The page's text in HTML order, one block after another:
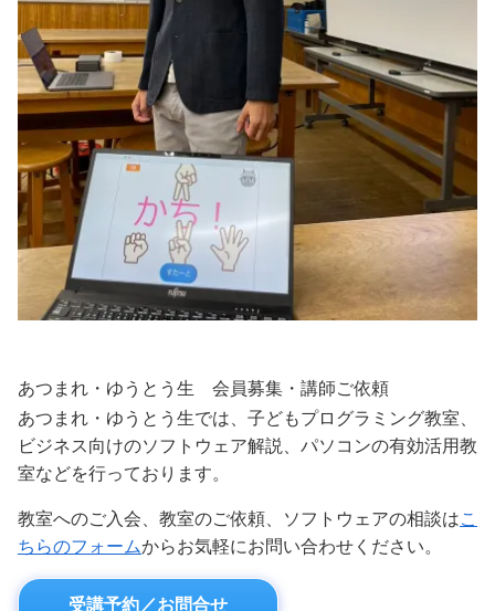
あつまれ・ゆうとう生 会員募集・講師ご依頼
あつまれ・ゆうとう生では、子どもプログラミング教室、
ビジネス向けのソフトウェア解説、パソコンの有効活用教
室などを行っております。
教室へのご入会、教室のご依頼、ソフトウェアの相談はこ
ちらのフォームからお気軽にお問い合わせください。
受講予約／お問合せ